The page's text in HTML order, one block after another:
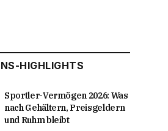
HIGHLIGHTS
Sportler-Vermögen 2026: Was
nach Gehältern, Preisgeldern
und Ruhm bleibt